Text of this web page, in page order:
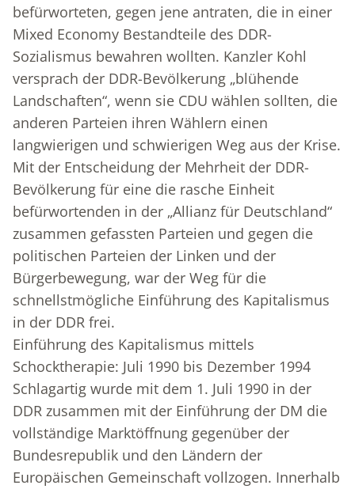
befürworteten, gegen jene antraten, die in einer
Mixed Economy Bestandteile des DDR-
Sozialismus bewahren wollten. Kanzler Kohl
versprach der DDR-Bevölkerung „blühende
Landschaften“, wenn sie CDU wählen sollten, die
anderen Parteien ihren Wählern einen
langwierigen und schwierigen Weg aus der Krise.
Mit der Entscheidung der Mehrheit der DDR-
Bevölkerung für eine die rasche Einheit
befürwortenden in der „Allianz für Deutschland“
zusammen gefassten Parteien und gegen die
politischen Parteien der Linken und der
Bürgerbewegung, war der Weg für die
schnellstmögliche Einführung des Kapitalismus
in der DDR frei.
Einführung des Kapitalismus mittels
Schocktherapie: Juli 1990 bis Dezember 1994
Schlagartig wurde mit dem 1. Juli 1990 in der
DDR zusammen mit der Einführung der DM die
vollständige Marktöffnung gegenüber der
Bundesrepublik und den Ländern der
Europäischen Gemeinschaft vollzogen. Innerhalb